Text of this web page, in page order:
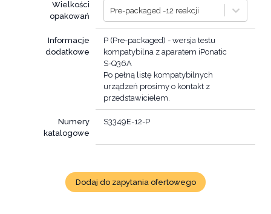
Wielkości
opakowań
Pre-packaged -12 reakcji
Informacje
dodatkowe
P (Pre-packaged) - wersja testu
kompatybilna z aparatem iPonatic
S-Q36A
Po pełną listę kompatybilnych
urządzeń prosimy o kontakt z
przedstawicielem.
Numery
katalogowe
S3349E-12-P
Dodaj do zapytania ofertowego